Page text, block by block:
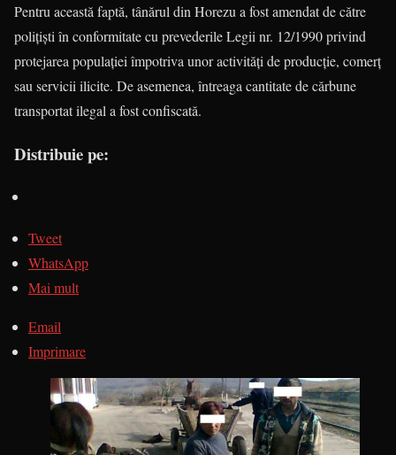
Pentru această faptă, tânărul din Horezu a fost amendat de către
poliţişti în conformitate cu prevederile Legii nr. 12/1990 privind
protejarea populaţiei împotriva unor activităţi de producţie, comerţ
sau servicii ilicite. De asemenea, întreaga cantitate de cărbune
transportat ilegal a fost confiscată.
Distribuie pe:
Tweet
WhatsApp
Mai mult
Email
Imprimare